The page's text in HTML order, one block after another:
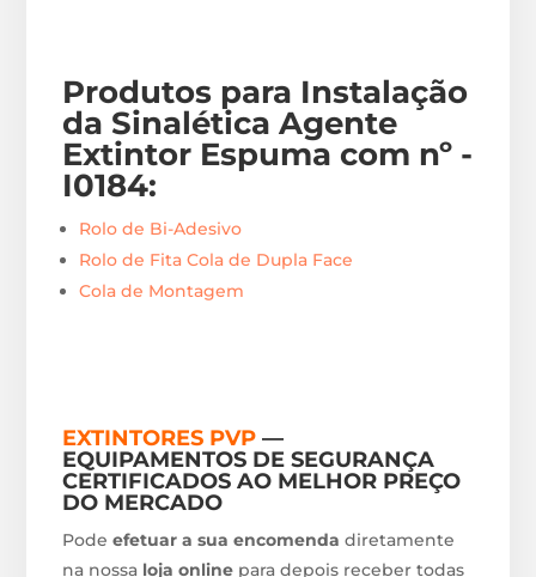
Produtos para Instalação
da Sinalética Agente
Extintor Espuma com nº -
I0184:
Rolo de Bi-Adesivo
Rolo de Fita Cola de Dupla Face
Cola de Montagem
EXTINTORES PVP —
EQUIPAMENTOS DE SEGURANÇA
CERTIFICADOS AO MELHOR PREÇO
DO MERCADO
Podeefetuar a sua encomenda diretamente
na nossa loja online para depois receber todas